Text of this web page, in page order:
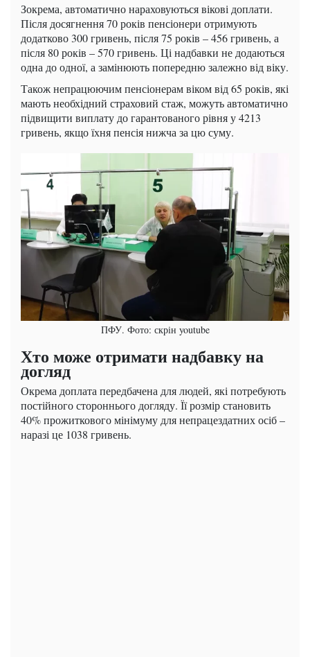
Зокрема, автоматично нараховуються вікові доплати.
Після досягнення 70 років пенсіонери отримують
додатково 300 гривень, після 75 років – 456 гривень, а
після 80 років – 570 гривень. Ці надбавки не додаються
одна до одної, а замінюють попередню залежно від віку.
Також непрацюючим пенсіонерам віком від 65 років, які
мають необхідний страховий стаж, можуть автоматично
підвищити виплату до гарантованого рівня у 4213
гривень, якщо їхня пенсія нижча за цю суму.
ПФУ. Фото: скрін youtube
Хто може отримати надбавку на
догляд
Окрема доплата передбачена для людей, які потребують
постійного стороннього догляду. Її розмір становить
40% прожиткового мінімуму для непрацездатних осіб –
наразі це 1038 гривень.